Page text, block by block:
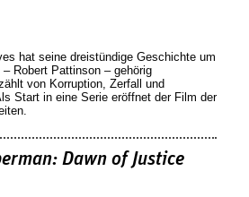
hat seine dreistündige Geschichte um
Robert Pattinson – gehörig
von Korruption, Zerfall und
Start in eine Serie eröffnet der Film der
Dawn of Justice